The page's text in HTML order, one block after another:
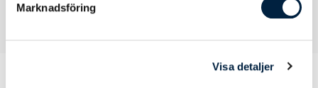
Marknadsföring
Visa detaljer